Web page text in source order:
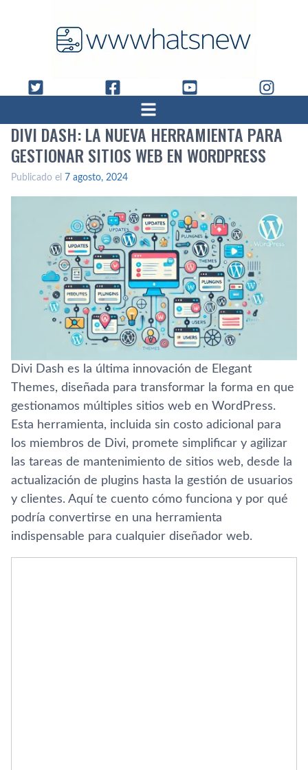
DIVI DASH: LA NUEVA HERRAMIENTA PARA
GESTIONAR SITIOS WEB EN WORDPRESS
Publicado el 7 agosto, 2024
Divi Dash es la última innovación de Elegant
Themes, diseñada para transformar la forma en que
gestionamos múltiples sitios web en WordPress.
Esta herramienta, incluida sin costo adicional para
los miembros de Divi, promete simplificar y agilizar
las tareas de mantenimiento de sitios web, desde la
actualización de plugins hasta la gestión de usuarios
y clientes. Aquí te cuento cómo funciona y por qué
podría convertirse en una herramienta
indispensable para cualquier diseñador web.